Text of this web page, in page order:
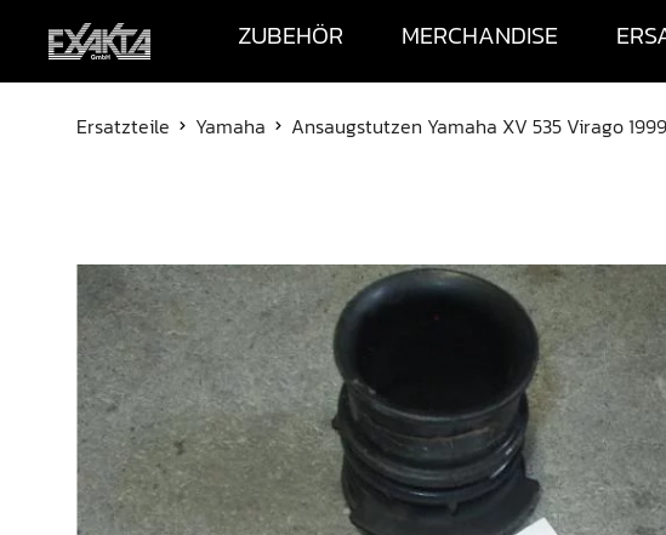
ZUBEHÖR MERCHANDISE
Ersatzteile Yamaha Ansaugstutzen Yamaha XV 535 Virago